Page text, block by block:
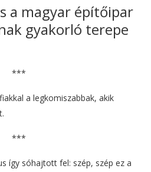
a magyar építőipar
gyakorló terepe
***
a legkomiszabbak, akik
***
így sóhajtott fel: szép, szép ez a